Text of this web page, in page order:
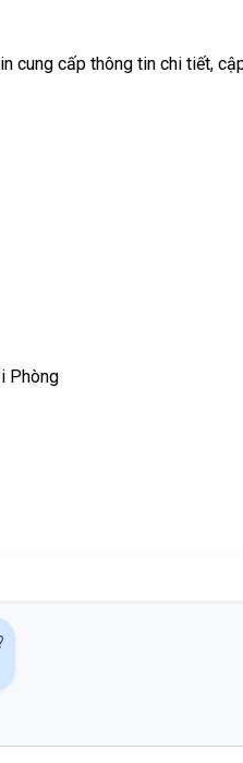
cung cấp thông tin chi tiết,
Phòng